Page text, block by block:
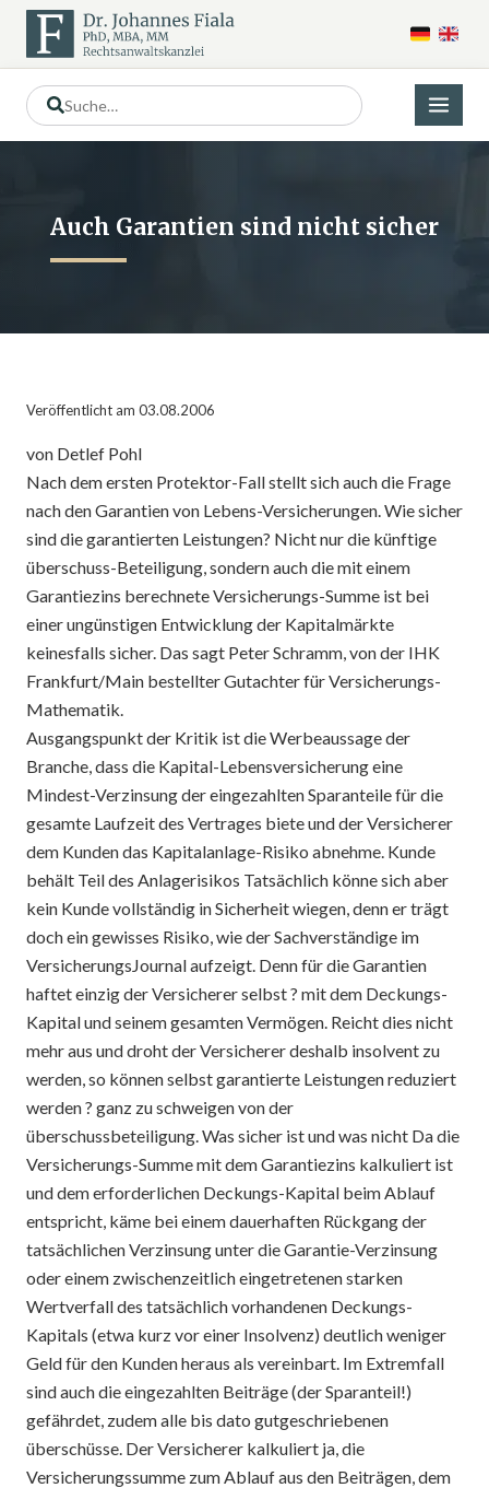
Auch Garantien sind nicht sicher
Veröffentlicht am 03.08.2006
von Detlef Pohl
Nach dem ersten Protektor-Fall stellt sich auch die Frage
nach den Garantien von Lebens-Versicherungen. Wie sicher
sind die garantierten Leistungen? Nicht nur die künftige
überschuss-Beteiligung, sondern auch die mit einem
Garantiezins berechnete Versicherungs-Summe ist bei
einer ungünstigen Entwicklung der Kapitalmärkte
keinesfalls sicher. Das sagt Peter Schramm, von der IHK
Frankfurt/Main bestellter Gutachter für Versicherungs-
Mathematik.
Ausgangspunkt der Kritik ist die Werbeaussage der
Branche, dass die Kapital-Lebensversicherung eine
Mindest-Verzinsung der eingezahlten Sparanteile für die
gesamte Laufzeit des Vertrages biete und der Versicherer
dem Kunden das Kapitalanlage-Risiko abnehme. Kunde
behält Teil des Anlagerisikos Tatsächlich könne sich aber
kein Kunde vollständig in Sicherheit wiegen, denn er trägt
doch ein gewisses Risiko, wie der Sachverständige im
VersicherungsJournal aufzeigt. Denn für die Garantien
haftet einzig der Versicherer selbst ? mit dem Deckungs-
Kapital und seinem gesamten Vermögen. Reicht dies nicht
mehr aus und droht der Versicherer deshalb insolvent zu
werden, so können selbst garantierte Leistungen reduziert
werden ? ganz zu schweigen von der
überschussbeteiligung. Was sicher ist und was nicht Da die
Versicherungs-Summe mit dem Garantiezins kalkuliert ist
und dem erforderlichen Deckungs-Kapital beim Ablauf
entspricht, käme bei einem dauerhaften Rückgang der
tatsächlichen Verzinsung unter die Garantie-Verzinsung
oder einem zwischenzeitlich eingetretenen starken
Wertverfall des tatsächlich vorhandenen Deckungs-
Kapitals (etwa kurz vor einer Insolvenz) deutlich weniger
Geld für den Kunden heraus als vereinbart. Im Extremfall
sind auch die eingezahlten Beiträge (der Sparanteil!)
gefährdet, zudem alle bis dato gutgeschriebenen
überschüsse. Der Versicherer kalkuliert ja, die
Versicherungssumme zum Ablauf aus den Beiträgen, dem